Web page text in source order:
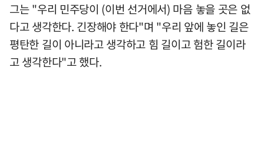
그는 "우리 민주당이 (이번 선거에서) 마음 놓을 곳은 없
다고 생각한다. 긴장해야 한다"며 "우리 앞에 놓인 길은
평탄한 길이 아니라고 생각하고 힘 길이고 험한 길이라
고 생각한다"고 했다.